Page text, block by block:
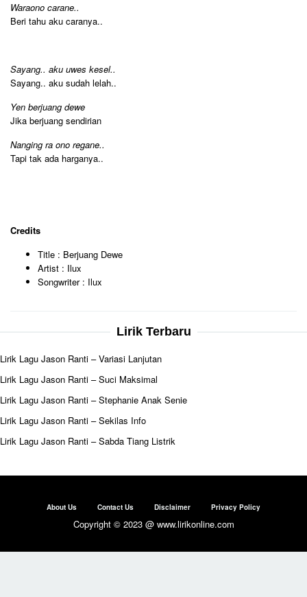
Waraono carane..
Beri tahu aku caranya..
Sayang.. aku uwes kesel..
Sayang.. aku sudah lelah..
Yen berjuang dewe
Jika berjuang sendirian
Nanging ra ono regane..
Tapi tak ada harganya..
Credits
Title : Berjuang Dewe
Artist : Ilux
Songwriter : Ilux
Lirik Terbaru
Lirik Lagu Jason Ranti – Variasi Lanjutan
Lirik Lagu Jason Ranti – Suci Maksimal
Lirik Lagu Jason Ranti – Stephanie Anak Senie
Lirik Lagu Jason Ranti – Sekilas Info
Lirik Lagu Jason Ranti – Sabda Tiang Listrik
About Us Contact Us Disclaimer Privacy Policy
Copyright © 2023 @ www.lirikonline.com